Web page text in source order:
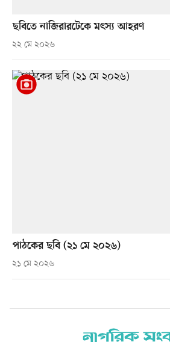
ছবিতে নাজিরারটেকে মৎস্য আহরণ
২২ মে ২০২৬
পাঠকের ছবি (২১ মে ২০২৬)
২১ মে ২০২৬